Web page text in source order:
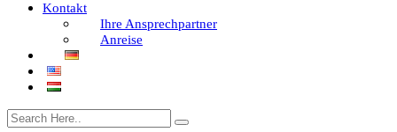
Kontakt
Ihre Ansprechpartner
Anreise